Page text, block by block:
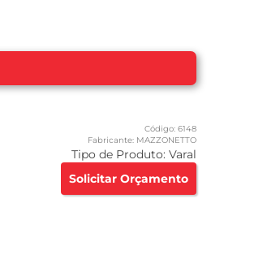
Código: 6148
Fabricante: MAZZONETTO
Tipo de Produto: Varal
Solicitar Orçamento